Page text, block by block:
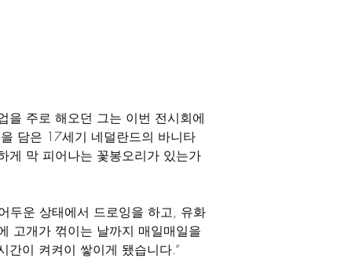
을 주로 해오던 그는 이번 전시회에
담은 17세기 네덜란드의 바니타
게 막 피어나는 꽃봉오리가 있는가
두운 상태에서 드로잉을 하고, 유화
고개가 꺾이는 날까지 매일매일을
이 켜켜이 쌓이게 됐습니다.”